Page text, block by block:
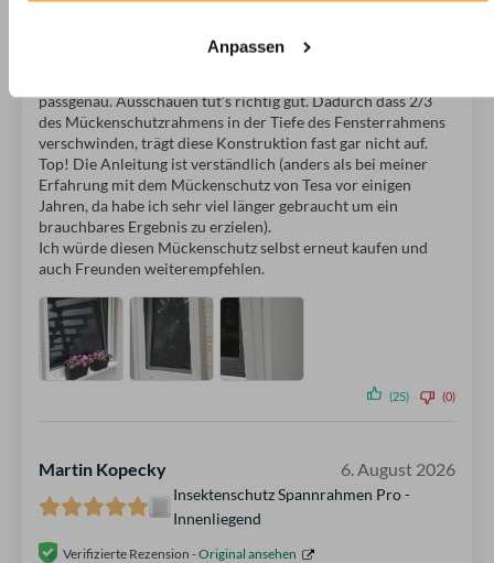
Anpassen
mit der Konstruktion nicht in die Wand schlagen, aber sobald
es ins Fenster eingehängt ist, wird es durch die Klammern
passgenau. Ausschauen tut’s richtig gut. Dadurch dass 2/3
des Mückenschutzrahmens in der Tiefe des Fensterrahmens
verschwinden, trägt diese Konstruktion fast gar nicht auf.
Top! Die Anleitung ist verständlich (anders als bei meiner
Erfahrung mit dem Mückenschutz von Tesa vor einigen
Jahren, da habe ich sehr viel länger gebraucht um ein
brauchbares Ergebnis zu erzielen).
Ich würde diesen Mückenschutz selbst erneut kaufen und
auch Freunden weiterempfehlen.
(25) (0)
Martin Kopecky 6. August 2026
Insektenschutz Spannrahmen Pro -
Innenliegend
Verifizierte Rezension -Original ansehen